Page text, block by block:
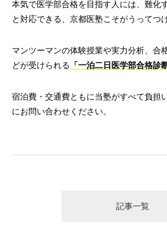
本気で医学部合格を目指す人には、難化
と対応できる、京都医塾こそがうってつ
マンツーマンの体験授業や実力分析、合
どが受けられる 「一泊二日医学部合格診
宿泊費・交通費ともに当塾がすべて負担
にお問い合わせください。
記事一覧